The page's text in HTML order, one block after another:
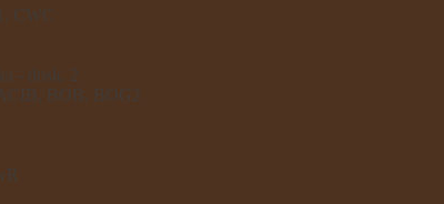
CWC
- dosk. 2
BOB, BOG2